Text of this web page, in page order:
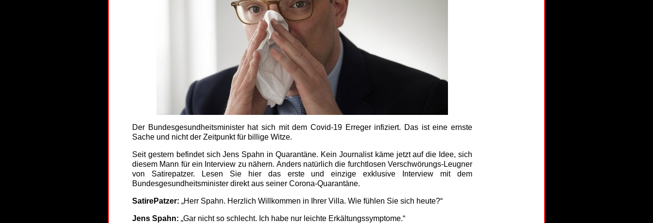
Der Bundesgesundheitsminister hat sich mit dem Covid-19 Erreger infiziert. Das ist eine ernste
Sache und nicht der Zeitpunkt für billige Witze.
Seit gestern befindet sich Jens Spahn in Quarantäne. Kein Journalist käme jetzt auf die Idee, sich
diesem Mann für ein Interview zu nähern. Anders natürlich die furchtlosen Verschwörungs-Leugner
von Satirepatzer. Lesen Sie hier das erste und einzige exklusive Interview mit dem
Bundesgesundheitsminister direkt aus seiner Corona-Quarantäne.
SatirePatzer: „Herr Spahn. Herzlich Willkommen in Ihrer Villa. Wie fühlen Sie sich heute?“
Jens Spahn: „Gar nicht so schlecht. Ich habe nur leichte Erkältungssymptome.“